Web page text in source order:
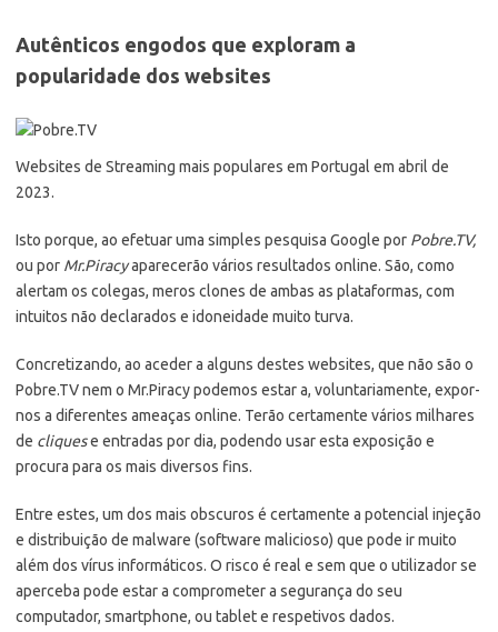
Autênticos engodos que exploram a
popularidade dos websites
Websites de Streaming mais populares em Portugal em abril de
2023.
Isto porque, ao efetuar uma simples pesquisa Google por Pobre.TV,
ou por Mr.Piracyaparecerão vários resultados online. São, como
alertam os colegas, meros clones de ambas as plataformas, com
intuitos não declarados e idoneidade muito turva.
Concretizando, ao aceder a alguns destes websites, que não são o
Pobre.TV nem o Mr.Piracy podemos estar a, voluntariamente, expor-
nos a diferentes ameaças online. Terão certamente vários milhares
de cliquese entradas por dia, podendo usar esta exposição e
procura para os mais diversos fins.
Entre estes, um dos mais obscuros é certamente a potencial injeção
e distribuição de malware (software malicioso) que pode ir muito
além dos vírus informáticos. O risco é real e sem que o utilizador se
aperceba pode estar a comprometer a segurança do seu
computador, smartphone, ou tablet e respetivos dados.